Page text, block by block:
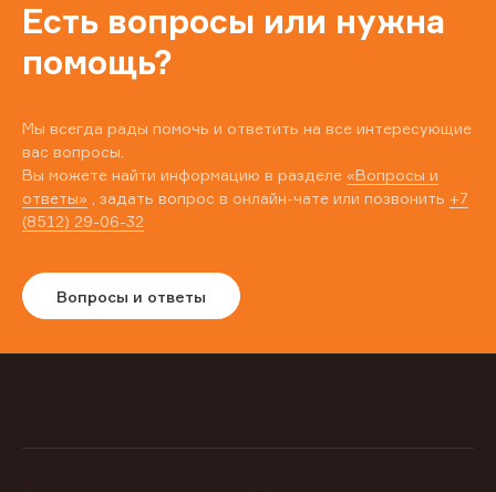
Есть вопросы или нужна
помощь?
Мы всегда рады помочь и ответить на все интересующие
вас вопросы.
Вы можете найти информацию в разделе «Вопросы и
ответы» , задать вопрос в онлайн-чате или позвонить +7
(8512) 29-06-32
Вопросы и ответы